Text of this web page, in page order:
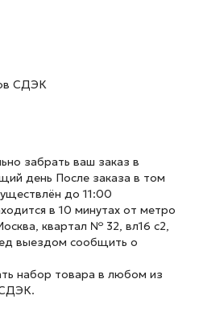
СДЭК
забрать ваш заказ в
день После заказа в том
до 11:00
в 10 минутах от метро
квартал № 32, вл16 с2,
выездом сообщить о
набор товара в любом из